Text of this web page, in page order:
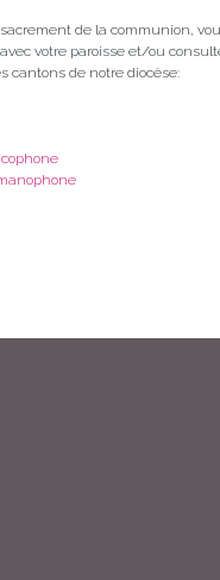
de la communion,
votre paroisse et/ou
cantons de notre diocèse: